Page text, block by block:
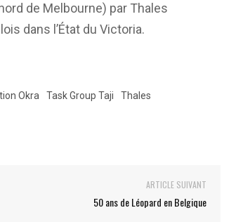
de Melbourne) par Thales
dans l’État du Victoria.
Okra Task Group Taji
Thales
ARTICLE SUIVANT
50 ans de Léopard en Belgique